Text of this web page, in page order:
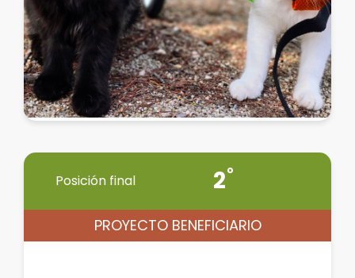
Posición final 2
PROYECTO BENEFICIARIO